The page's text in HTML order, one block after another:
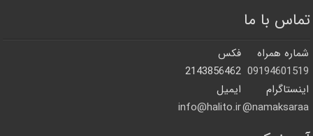
تماس با ما
شماره همراه
فکس
09194601519
2143856462
اینستاگرام
ایمیل
namaksaraa@
info@halito.ir